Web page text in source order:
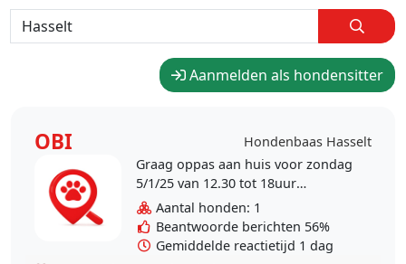
Aanmelden als hondensitter
OBI
Hondenbaas Hasselt
Graag oppas aan huis voor zondag
5/1/25 van 12.30 tot 18uur
Chihuahua kleintje 3j en 2kg
chocolade bruin korthaar.
Aantal honden: 1
Beantwoorde berichten 56%
Gemiddelde reactietijd 1 dag